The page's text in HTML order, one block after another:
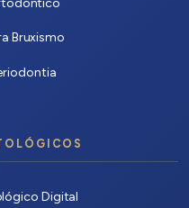
Bruxismo
Digital